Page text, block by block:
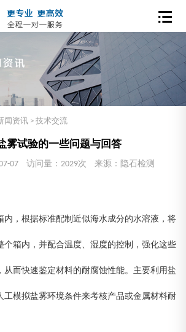
闻资讯 > 技术交流
雾试验的一些问题与回答
07 访问量：2029次 来源：隐石检测
内，根据标准配制近似海水成分的水溶液，将
个箱内，并配合温度、湿度的控制，强化这些
从而快速鉴定材料的耐腐蚀性能。主要利用盐
工模拟盐雾环境条件来考核产品或金属材料耐